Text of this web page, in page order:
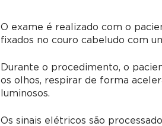
O exame é realizado com o
fixados no couro cabeludo com
Durante o procedimento, o
os olhos, respirar de forma
luminosos.
Os sinais elétricos são